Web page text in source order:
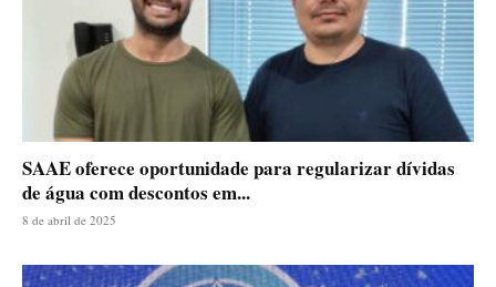
SAAE oferece oportunidade para regularizar dívidas
de água com descontos em...
8 de abril de 2025